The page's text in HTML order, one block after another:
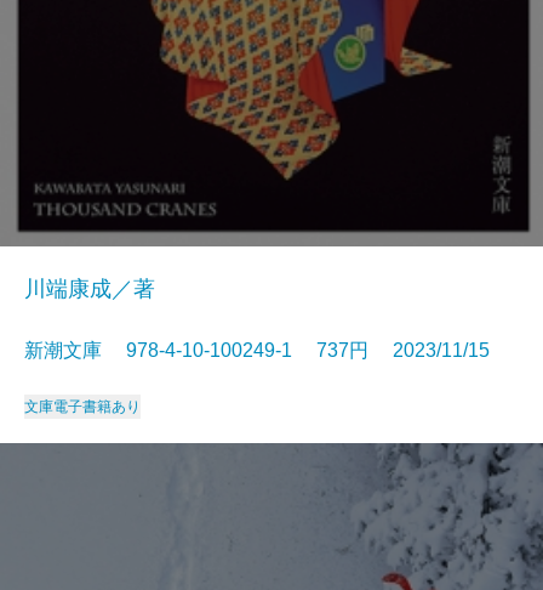
川端康成／著
新潮文庫 978-4-10-100249-1 737円 2023/11/15
文庫電子書籍あり